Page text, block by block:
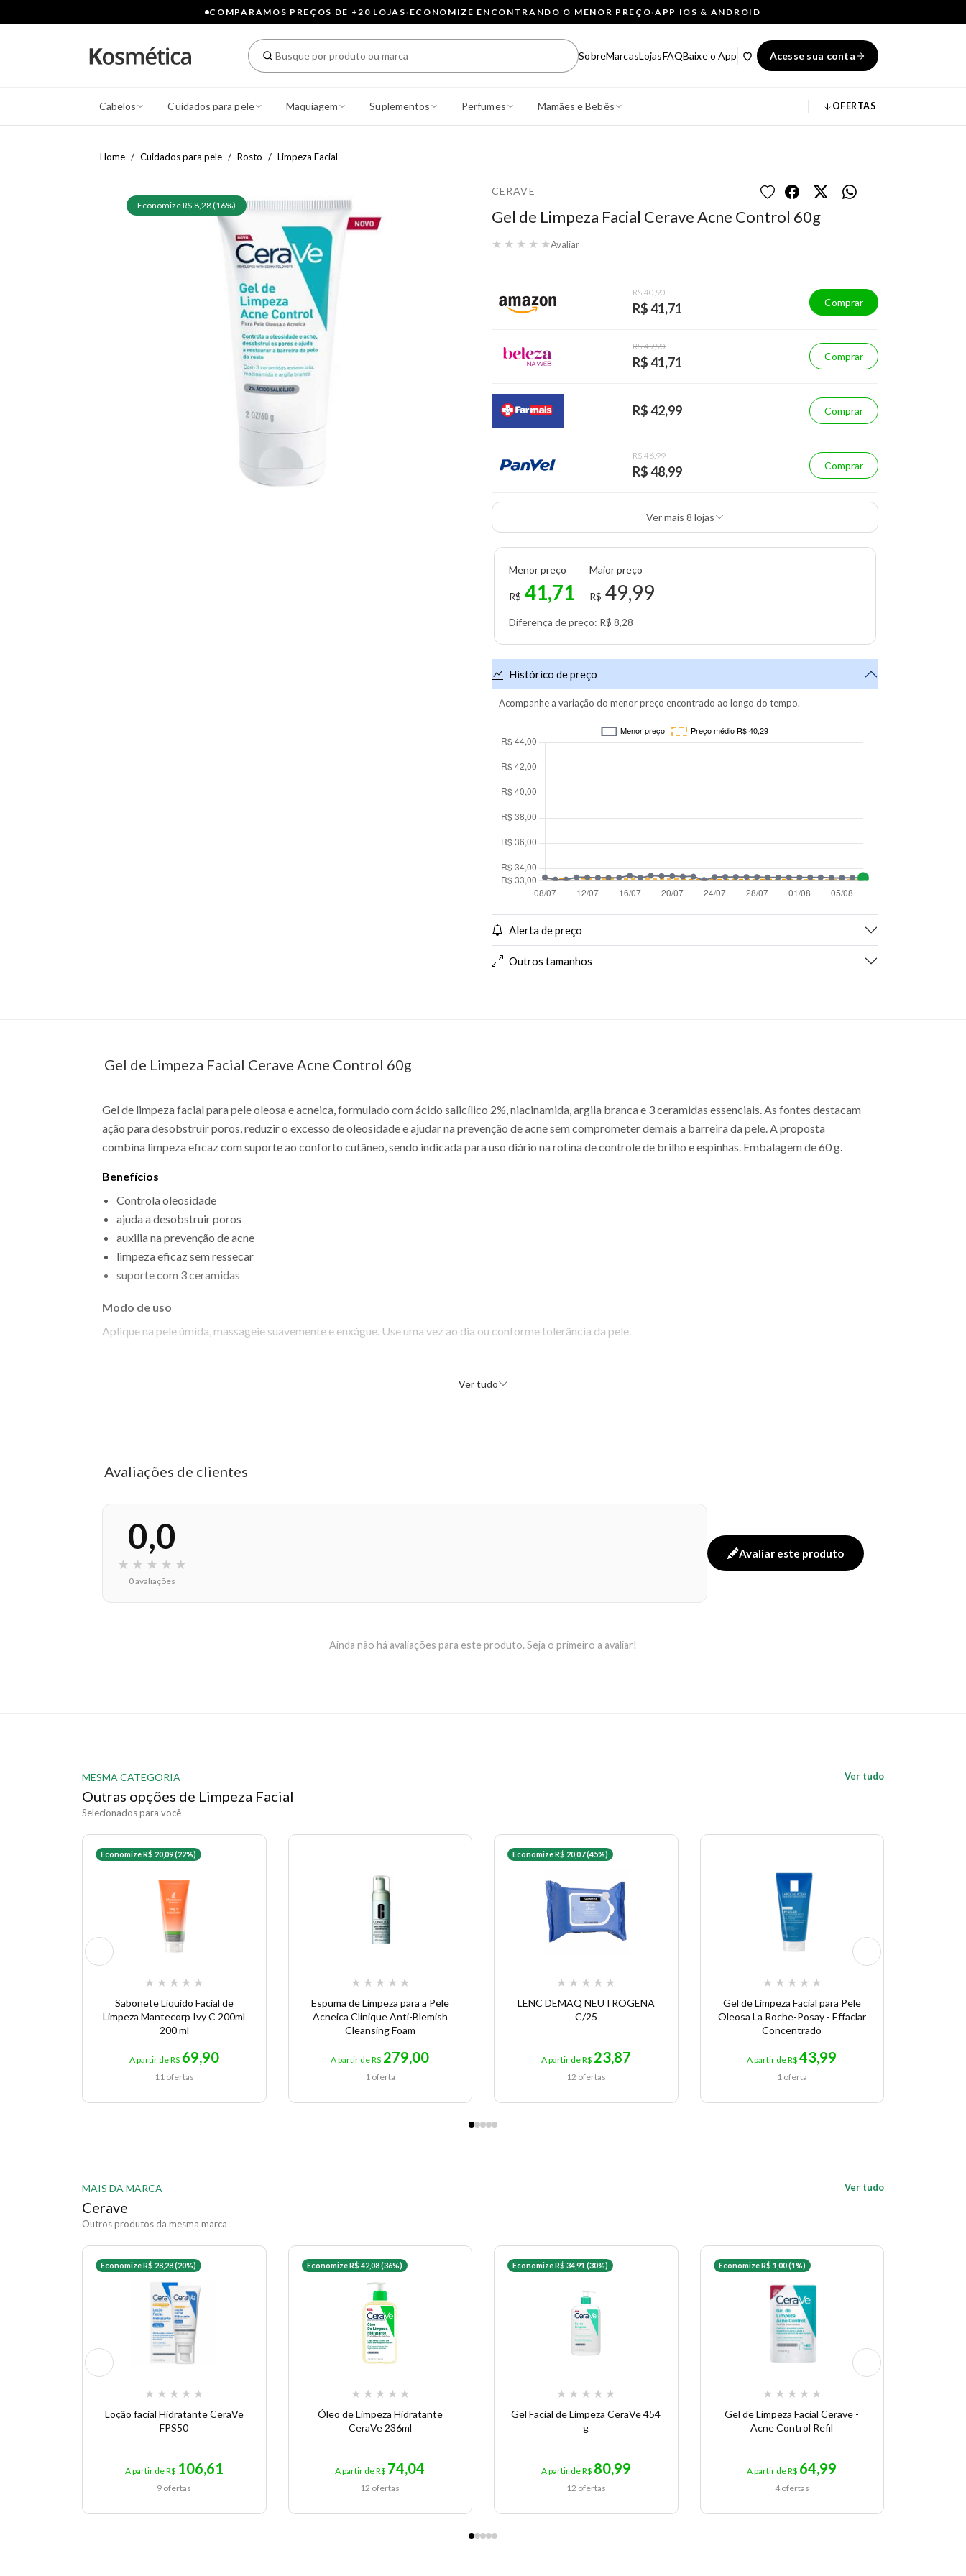
COMPARAMOS PREÇOS DE +20 LOJAS· ECONOMIZE ENCONTRANDO O MENOR PREÇO·APP IOS & ANDROID
SobreMarcasLojasFAQBaixe o App Acesse sua conta
Cabelos Cuidados para pele Maquiagem Suplementos Perfumes Mamães e Bebês OFERTAS
Home Cuidados para pele Rosto Limpeza Facial
Economize R$ 8,28 (16%)
CERAVE
Gel de Limpeza Facial Cerave Acne Control 60g
★ ★ ★ ★ ★Avaliar
R$ 40,90
R$ 41,71 Comprar
R$ 49,90
R$ 41,71 Comprar
R$ 42,99 Comprar
R$ 46,99
R$ 48,99 Comprar
Ver mais 8 lojas
Menor preço
R$ 41,71
Maior preço
R$ 49,99
Diferença de preço: R$ 8,28
Histórico de preço
Acompanhe a variação do menor preço encontrado ao longo do tempo.
Alerta de preço
Outros tamanhos
Gel de Limpeza Facial Cerave Acne Control 60g
Gel de limpeza facial para pele oleosa e acneica, formulado com ácido salicílico 2%, niacinamida, argila branca e 3 ceramidas essenciais. As fontes destacam
ação para desobstruir poros, reduzir o excesso de oleosidade e ajudar na prevenção de acne sem comprometer demais a barreira da pele. A proposta
combina limpeza eficaz com suporte ao conforto cutâneo, sendo indicada para uso diário na rotina de controle de brilho e espinhas. Embalagem de 60 g.
Benefícios
Controla oleosidade
ajuda a desobstruir poros
auxilia na prevenção de acne
limpeza eficaz sem ressecar
suporte com 3 ceramidas
Modo de uso
Aplique na pele úmida, massageie suavemente e enxágue. Use uma vez ao dia ou conforme tolerância da pele.
Ver tudo
Avaliações de clientes
0,0
★ ★ ★ ★ ★
0 avaliações
Avaliar este produto
Ainda não há avaliações para este produto. Seja o primeiro a avaliar!
MESMA CATEGORIA
Outras opções de Limpeza Facial
Selecionados para você
Ver tudo
Economize R$ 20,09 (22%)
★ ★ ★ ★ ★
Sabonete Líquido Facial de
Limpeza Mantecorp Ivy C 200ml
200 ml
A partir de R$ 69,90
11 ofertas
★ ★ ★ ★ ★
Espuma de Limpeza para a Pele
Acneica Clinique Anti-Blemish
Cleansing Foam
A partir de R$ 279,00
1 oferta
Economize R$ 20,07 (45%)
★ ★ ★ ★ ★
LENC DEMAQ NEUTROGENA
C/25
A partir de R$ 23,87
12 ofertas
★ ★ ★ ★ ★
Gel de Limpeza Facial para Pele
Oleosa La Roche-Posay - Effaclar
Concentrado
A partir de R$43,99
1 oferta
MAIS DA MARCA
Cerave
Outros produtos da mesma marca
Ver tudo
Economize R$ 28,28 (20%)
★ ★ ★ ★ ★
Loção facial Hidratante CeraVe
FPS50
A partir de R$ 106,61
9 ofertas
Economize R$ 42,08 (36%)
★ ★ ★ ★ ★
Óleo de Limpeza Hidratante
CeraVe 236ml
A partir de R$ 74,04
12 ofertas
Economize R$ 34,91 (30%)
★ ★ ★ ★ ★
Gel Facial de Limpeza CeraVe 454
g
A partir de R$ 80,99
12 ofertas
Economize R$ 1,00 (1%)
★ ★ ★ ★ ★
Gel de Limpeza Facial Cerave -
Acne Control Refil
A partir de R$ 64,99
4 ofertas